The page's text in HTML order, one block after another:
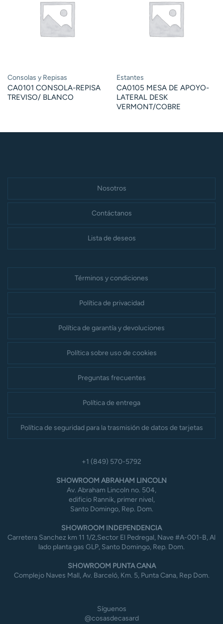
Consolas y Repisas
CA0101 CONSOLA-REPISA
TREVISO/ BLANCO
Estantes
CA0105 MESA DE APOYO-
LATERAL DESK
VERMONT/COBRE
Nosotros
Contáctanos
Lista de deseos
Términos y condiciones
Política de privacidad
Política de garantía y devoluciones
Política sobre uso de cookies
Preguntas frecuentes
Política de entrega
Política de seguridad para la trasmisión de datos de tarjetas
+1 (849) 570-5792
SHOWROOM ABRAHAM LINCOLN
Av. Abraham Lincoln no. 504,
edificio Rannik, primer nivel,
Santo Domingo, Rep. Dom.
SHOWROOM INDEPENDENCIA
Carretera Sanchez km 11 1/2,Sector El Pedregal, Nave #A-001-B, Al
lado planta gas GLP, Santo Domingo, Rep. Dom.
SHOWROOM PUNTA CANA
Complejo Naves Mall, Av. Barceló, Km. 5, Punta Cana, Rep Dom.
Síguenos
@cosasdecasard